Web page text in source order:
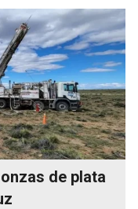
de plata